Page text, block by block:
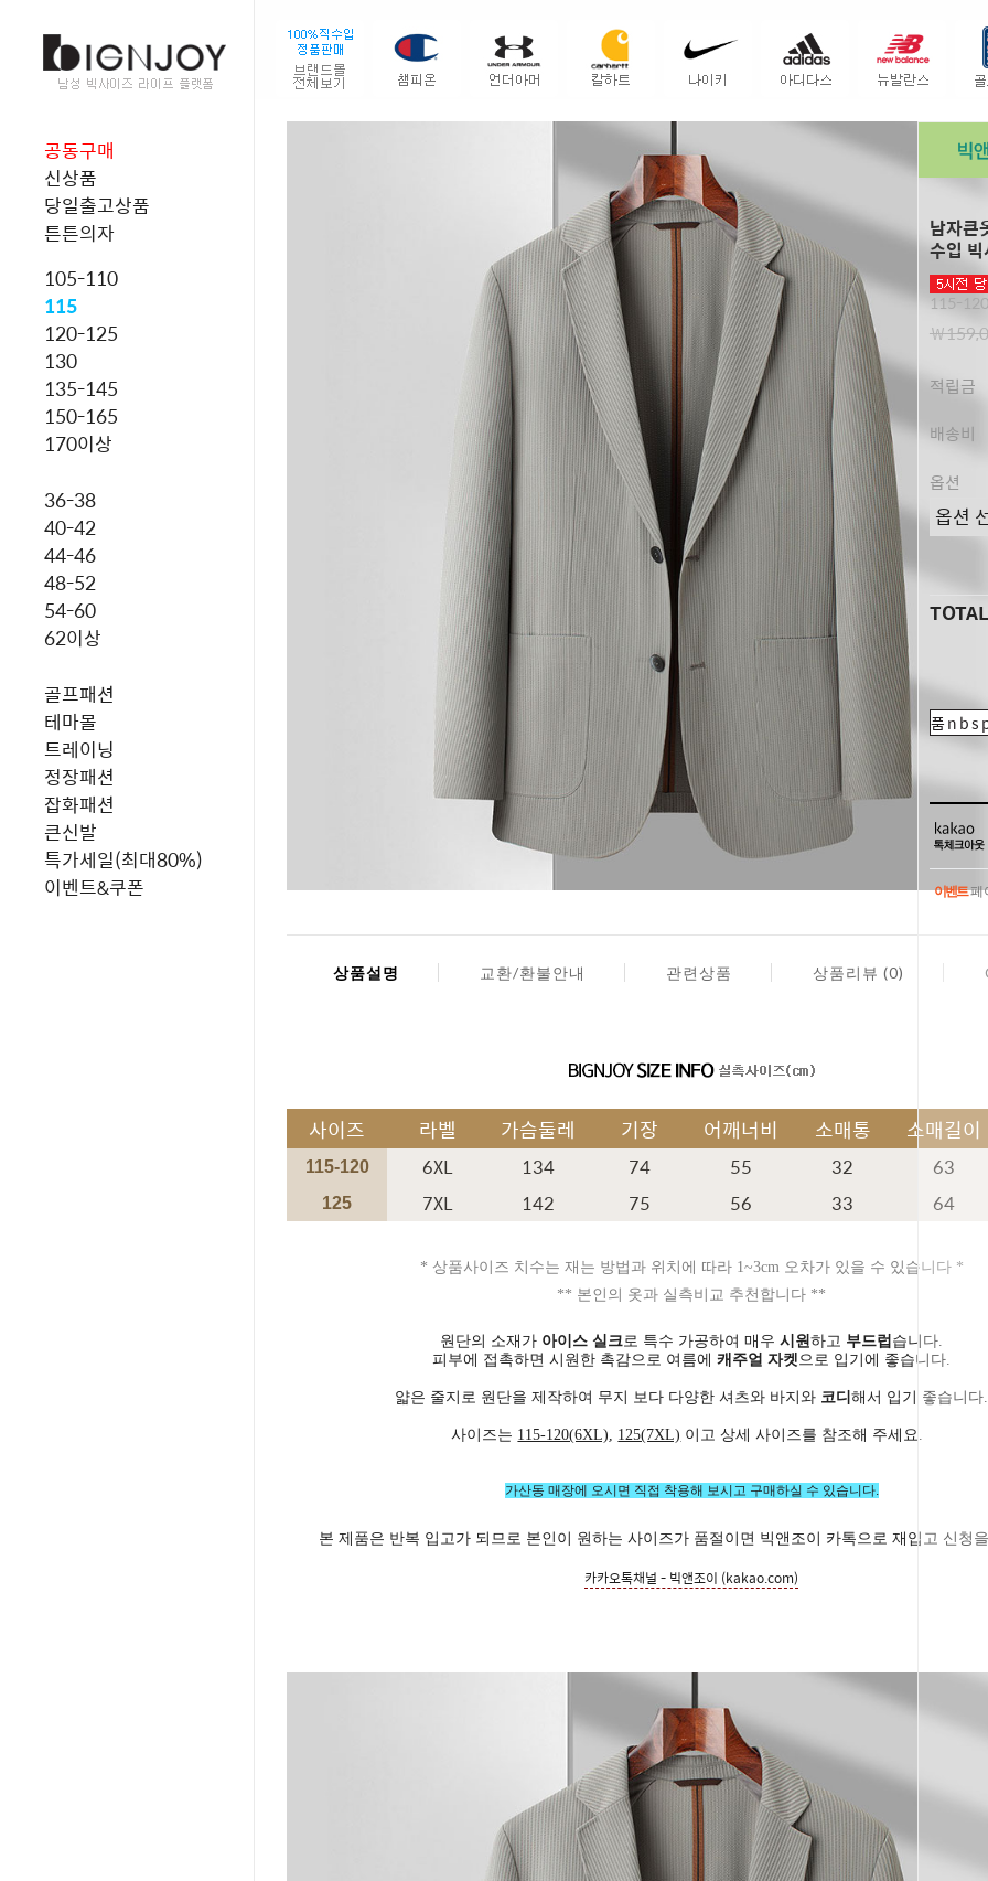
공동구매
신상품
당일출고상품
튼튼의자
105-110
115
120-125
130
135-145
150-165
170이상
36-38
40-42
44-46
48-52
54-60
62이상
골프패션
테마몰
트레이닝
정장패션
잡화패션
큰신발
특가세일(최대80%)
이벤트&쿠폰
남자큰
수입
115-
￦
적립금
배송비
옵션
TOTAL
품
이벤트페
상품설명 교환/환불안내 관련상품 상품리뷰 (0)
사이즈 라벨 가슴둘레 기장 어깨너비 소매통 소매길이
115-120 6XL 134 74 55 32 63
125 7XL 142 75 56 33 64
* 상품사이즈 치수는 재는 방법과 위치에 따라 1~3cm 오차가 있을 수 있습니다 *
** 본인의 옷과 실측비교 추천합니다 **
원단의 소재가 아이스 실크로 특수 가공하여 매우시원하고 부드럽 습니다.
피부에 접촉하면 시원한 촉감으로 여름에캐주얼 자켓 으로 입기에 좋습니다.
얇은 줄지로 원단을 제작하여 무지 보다 다양한 셔츠와 바지와 코디해서 입기 좋습니다.
사이즈는 115-120(6XL) 125(7XL) 이고 상세 사이즈를 참조해 주세요.
가산동 매장에 오시면 직접 착용해 보시고 구매하실 수 있습니다.
본 제품은 반복 입고가 되므로 본인이 원하는 사이즈가 품절이면 빅앤조이 카톡으로 재입고 신청
카카오톡채널 - 빅앤조이 (kakao.com)